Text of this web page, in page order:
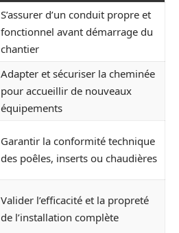
S’assurer d’un conduit propre et
fonctionnel avant démarrage du
chantier
Adapter et sécuriser la cheminée
pour accueillir de nouveaux
équipements
Garantir la conformité technique
des poêles, inserts ou chaudières
Valider l’efficacité et la propreté
de l’installation complète